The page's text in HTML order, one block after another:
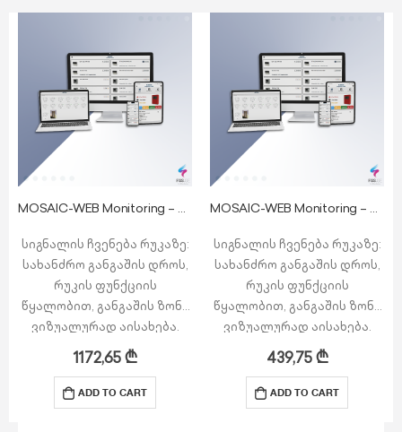
MOSAIC-WEB Monitoring – მონიტორინგის პროგრამა 3 წელი
სიგნალის ჩვენება რუკაზე:
სახანძრო განგაშის დროს,
რუკის ფუნქციის
წყალობით, განგაშის ზონა
ვიზუალურად აისახება.
მომხმარებელზე
მორგებული ინტერფეისი:
მარტივი და
მოსახერხებელ
1172,65₾
ADD TO CART
MOSAIC-WEB Monitoring – მონიტორინგის პროგრამა 1 წელი
სიგნალის ჩვენება რუკაზე:
სახანძრო განგაშის დროს,
რუკის ფუნქციის
წყალობით, განგაშის ზონა
ვიზუალურად აისახება.
მომხმარებელზე
მორგებული ინტერფეისი:
მარტივი და
მოსახერხებელ
439,75₾
ADD TO CART